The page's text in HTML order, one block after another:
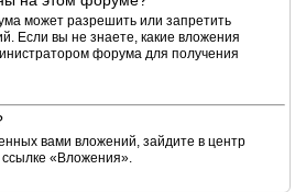
может разрешить или запретить
Если вы не знаете, какие вложения
форума для получения
вами вложений, зайдите в центр
«Вложения».